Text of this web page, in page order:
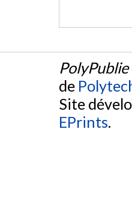
PolyPublie
de
Site
EPrints.